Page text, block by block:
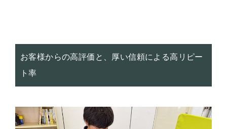
お客様からの高評価と、厚い信頼による高リピー
ト率